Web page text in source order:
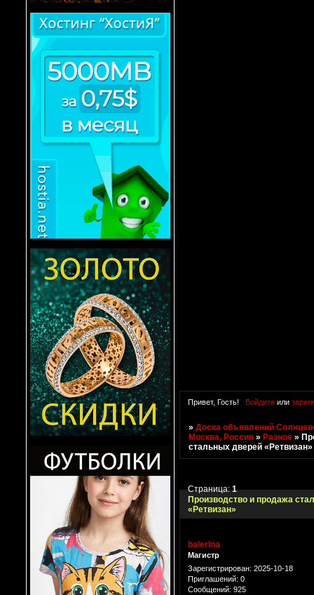
Привет, Гость! Войдитеили
»Доска объявлений
Москва, Россия »Разное »
стальных дверей «Ретвизан»
Производство и продажа
«Ретвизан»
Страница:1
balerina
Магистр
Зарегистрирован: 2025-10-18
Приглашений: 0
Сообщений: 925